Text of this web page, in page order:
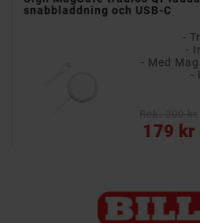
snabbladdning och USB-C
-
-
- Med
-
179 kr
Pris